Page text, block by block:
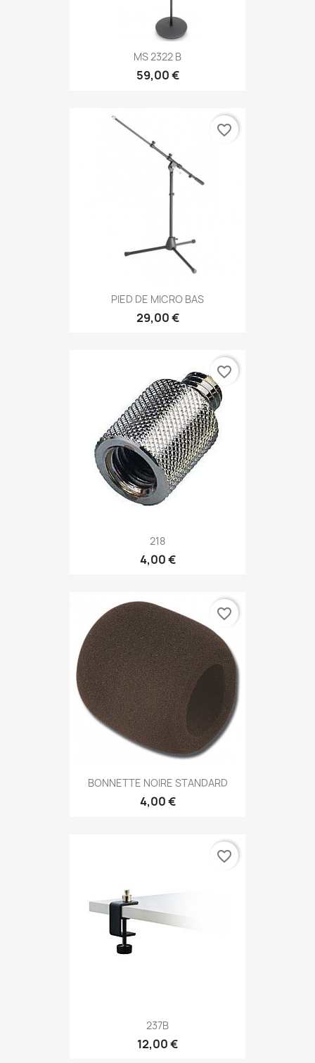
MS 2322 B
59,00 €
PIED DE MICRO BAS
29,00 €
favorite_border
218
4,00 €
favorite_border
BONNETTE NOIRE STANDARD
4,00 €
favorite_border
237B
12,00 €
favorite_border